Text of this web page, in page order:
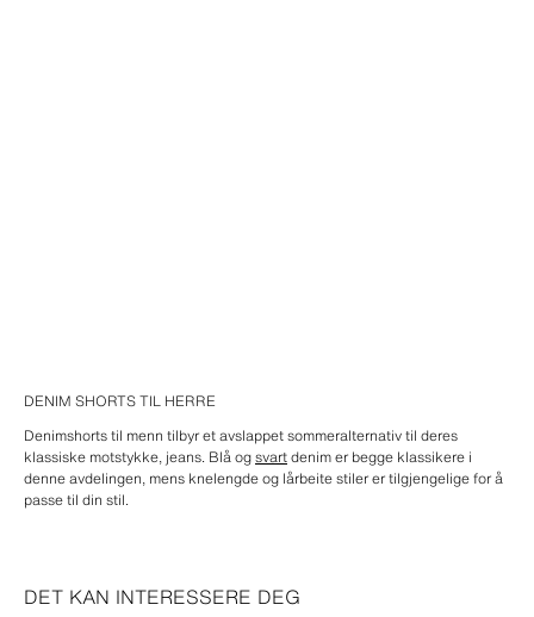
DENIM SHORTS TIL HERRE
Denimshorts til menn tilbyr et avslappet sommeralternativ til deres
klassiske motstykke, jeans. Blå ogsvartdenim er begge klassikere i
denne avdelingen, mens knelengde og lårbeite stiler er tilgjengelige for å
passe til din stil.
DET KAN INTERESSERE DEG